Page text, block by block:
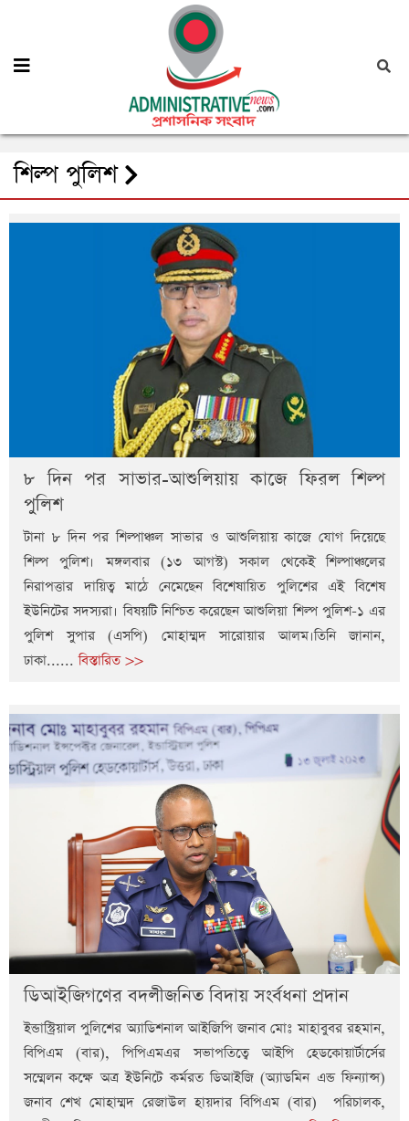
শিল্প পুলিশ
৮ দিন পর সাভার-আশুলিয়ায় কাজে ফিরল শিল্প
পুলিশ
টানা ৮ দিন পর শিল্পাঞ্চল সাভার ও আশুলিয়ায় কাজে যোগ দিয়েছে
শিল্প পুলিশ। মঙ্গলবার (১৩ আগস্ট) সকাল থেকেই শিল্পাঞ্চলের
নিরাপত্তার দায়িত্ব মাঠে নেমেছেন বিশেষায়িত পুলিশের এই বিশেষ
ইউনিটের সদস্যরা। বিষয়টি নিশ্চিত করেছেন আশুলিয়া শিল্প পুলিশ-১ এর
পুলিশ সুপার (এসপি) মোহাম্মদ সারোয়ার আলম।তিনি জানান,
ঢাকা......বিস্তারিত >>
ডিআইজিগণের বদলীজনিত বিদায় সংর্বধনা প্রদান
ইন্ডাস্ট্রিয়াল পুলিশের অ্যাডিশনাল আইজিপি জনাব মোঃ মাহাবুবর রহমান,
বিপিএম (বার), পিপিএমএর সভাপতিত্বে আইপি হেডকোয়ার্টার্সের
সম্মেলন কক্ষে অত্র ইউনিটে কর্মরত ডিআইজি (অ্যাডমিন এন্ড ফিন্যান্স)
জনাব শেখ মোহাম্মদ রেজাউল হায়দার বিপিএম (বার) পরিচালক,